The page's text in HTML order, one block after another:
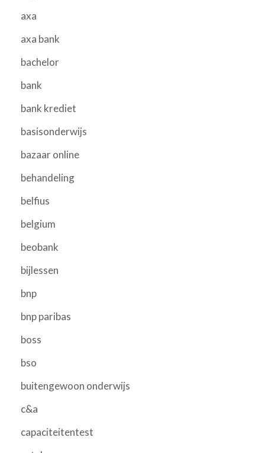
axa
axa bank
bachelor
bank
bank krediet
basisonderwijs
bazaar online
behandeling
belfius
belgium
beobank
bijlessen
bnp
bnp paribas
boss
bso
buitengewoon onderwijs
c&a
capaciteitentest